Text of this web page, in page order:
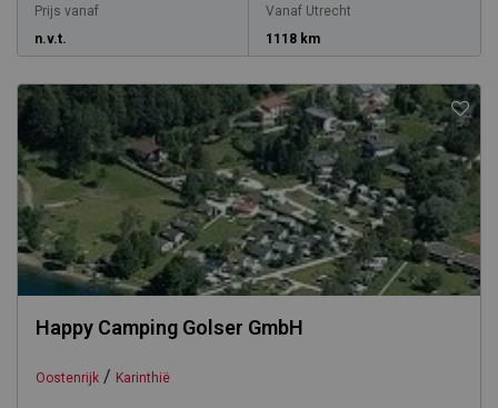
Prijs vanaf
n.v.t.
Vanaf Utrecht
1118 km
Happy Camping Golser GmbH
Oostenrijk / Karinthië